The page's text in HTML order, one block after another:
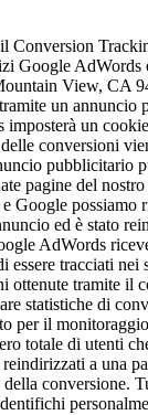
Conversion
Google
View, CA
un annuncio
un
conversioni
pubblicitario
pagine del
Google possiamo
ed è stato
AdWords
essere tracciati nei
ottenute tramite il
statistiche di
per il
totale di utenti
a una
conversione.